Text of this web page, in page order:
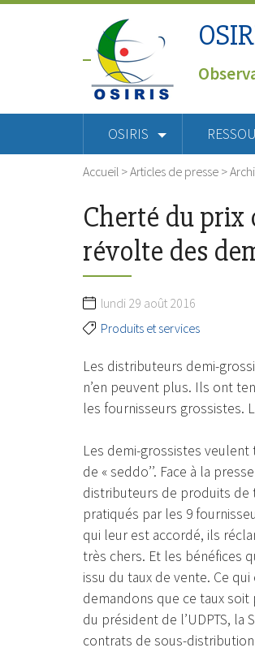
OSIRIS
Accueil >Articles de presse >
Cherté du prix
révolte des
lundi 29 août 2016
Produits et services
Les distributeurs demi-
n’en peuvent plus. Ils ont
les fournisseurs grossistes.
Les demi-grossistes
de « seddo’’. Face à la
distributeurs de produits de
pratiqués par les 9
qui leur est accordé, ils
très chers. Et les bénéfices
issu du taux de vente. Ce
demandons que ce taux soit
du président de l’UDPTS,
contrats de sous-